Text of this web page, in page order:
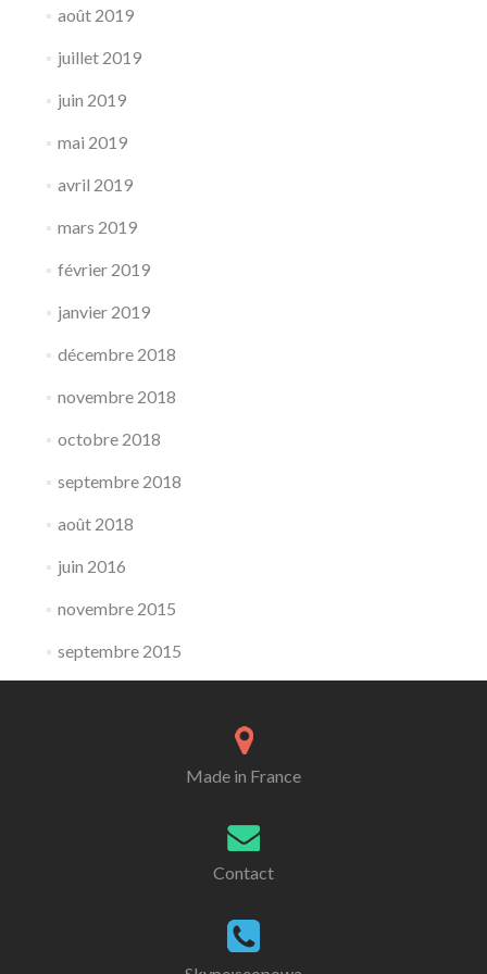
août 2019
juillet 2019
juin 2019
mai 2019
avril 2019
mars 2019
février 2019
janvier 2019
décembre 2018
novembre 2018
octobre 2018
septembre 2018
août 2018
juin 2016
novembre 2015
septembre 2015
Made in France
Contact